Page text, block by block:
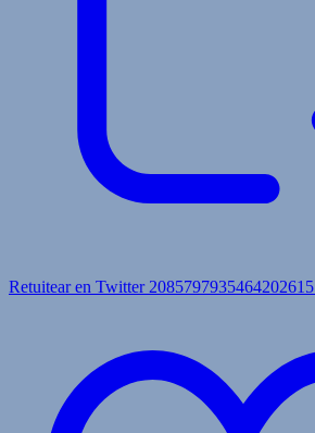
Retuitear en Twitter 2085797935464202615